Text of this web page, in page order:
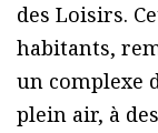
des Loisirs.
habitants,
un complexe
plein air, à